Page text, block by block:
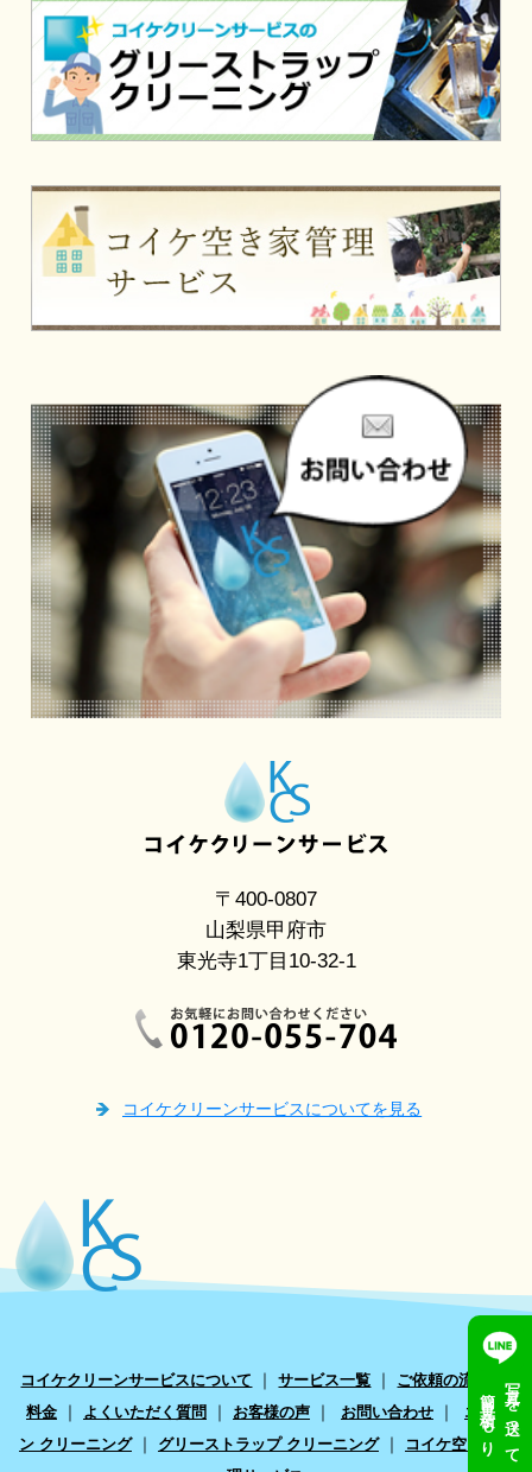
〒400-0807
山梨県甲府市
東光寺1丁目10-32-1
コイケクリーンサービスについてを見る
コイケクリーンサービスについて ｜サービス一覧 ｜ ご依頼の流れ ｜
料金｜ よくいただく質問 ｜ お客様の声｜ お問い合わせ｜
エアコ
ン クリーニング｜ グリーストラップ クリーニング｜
コイケ空き家管写真を送って
簡単見積もり